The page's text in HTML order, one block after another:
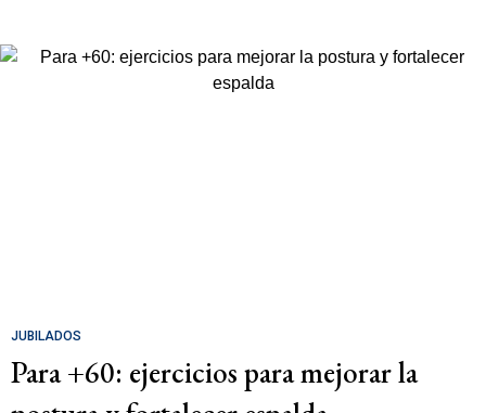
JUBILADOS
Para +60: ejercicios para mejorar la